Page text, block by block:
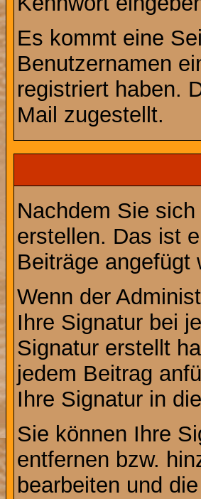
Es kommt eine
Benutzernamen
registriert haben.
Mail zugestellt.
Nachdem Sie
erstellen. Das ist
Beiträge angefügt
Wenn der
Ihre Signatur bei
Signatur erstellt
jedem Beitrag
Ihre Signatur in
Sie können Ihre
entfernen bzw.
bearbeiten und